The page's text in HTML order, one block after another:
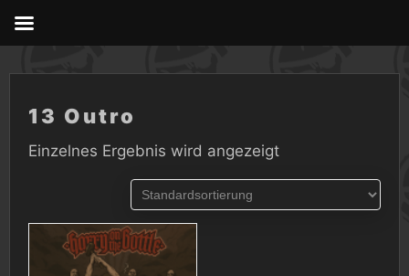
13 Outro
Einzelnes Ergebnis wird angezeigt